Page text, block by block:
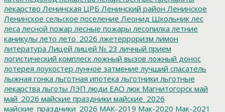
лекарство Ленинская ЦРБ Ленинский район Ленинское
Ленинское сельское поселение Леонид Школьниклес
леса лесной пожар лесные пожары лесопилка летние
каникулы лето лето_2026 лжетерроризм лимон
литература Лицей лицей № 23 личный прием
логистический комплескложный вызов ложный донос
лотерея лоукостер лунное затмение лучший спасатель
лыжная гонка льготная ипотека льготники льготные
лекарства льготы ЛЭП люди ЕАО люк Магнитогорск май
май_2026 майские праздники майские_2026
майские_праздники_2026 МАК-2019 Мак-2020 Мак-2021